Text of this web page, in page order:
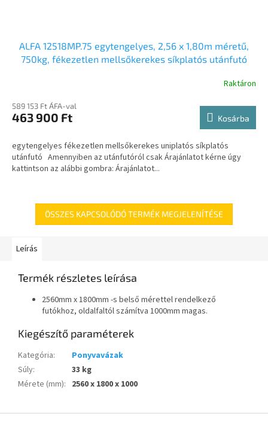
ALFA 12518MP.75 egytengelyes, 2,56 x 1,80m méretű,
750kg, fékezetlen mellsőkerekes síkplatós utánfutó
Raktáron
589 153 Ft ÁFA-val
463 900 Ft Kosárba
egytengelyes fékezetlen mellsőkerekes uniplatós síkplatós
utánfutó Amennyiben az utánfutóról csak Árajánlatot kérne úgy
kattintson az alábbi gombra: Árajánlatot...
ÖSSZES KAPCSOLÓDÓ TERMÉK MEGJELENÍTÉSE
Leírás
Termék részletes leírása
2560mm x 1800mm -s belső mérettel rendelkező
futókhoz, oldalfaltól számítva 1000mm magas.
Kiegészítő paraméterek
Kategória:
Ponyvavázak
Súly:
33 kg
Mérete (mm): 2560 x 1800 x 1000